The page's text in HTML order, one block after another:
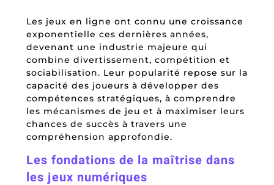
Les jeux en ligne ont connu une croissance
exponentielle ces dernières années,
devenant une industrie majeure qui
combine divertissement, compétition et
sociabilisation. Leur popularité repose sur la
capacité des joueurs à développer des
compétences stratégiques, à comprendre
les mécanismes de jeu et à maximiser leurs
chances de succès à travers une
compréhension approfondie.
Les fondations de la maîtrise dans
les jeux numériques